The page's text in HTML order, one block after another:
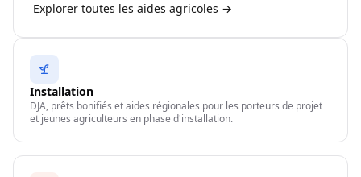
Explorer toutes les aides agricoles →
Installation
DJA, prêts bonifiés et aides régionales pour les porteurs de projet
et jeunes agriculteurs en phase d'installation.